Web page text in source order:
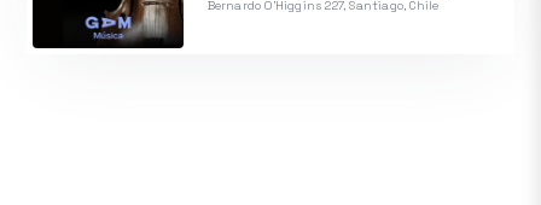
Bernardo O'Higgins 227, Santiago, Chile